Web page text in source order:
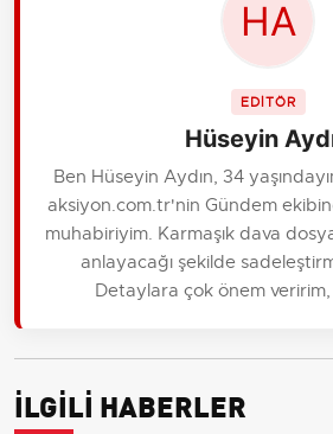
EDİTÖR
Hüseyin
Ben Hüseyin Aydın, 34
aksiyon.com.tr'nin Gündem
muhabiriyim. Karmaşık dava
anlayacağı şekilde
Detaylara çok önem veririm,
İLGİLİ HABERLER